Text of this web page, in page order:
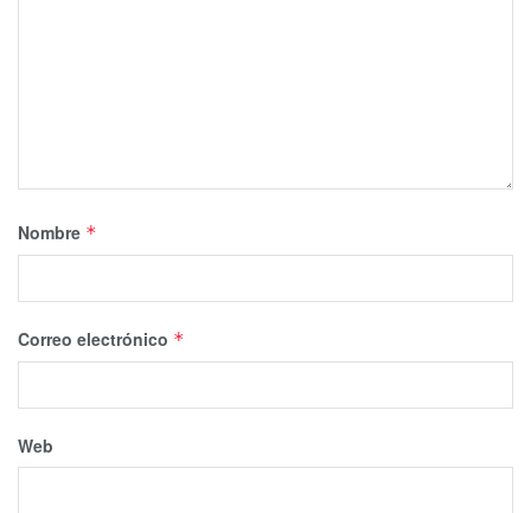
Nombre *
Correo electrónico *
Web